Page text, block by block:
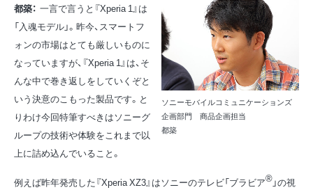
ソニーモバイルコミュニケーションズ
企画部門 商品企画担当
都築
都築： 一言で言うと『Xperia 1』は
「入魂モデル」。昨今、スマートフ
ォンの市場はとても厳しいものに
なっていますが、『Xperia 1』は、そ
んな中で巻き返しをしていくぞと
いう決意のこもった製品です。と
りわけ今回特筆すべきはソニーグ
ループの技術や体験をこれまで以
上に詰め込んでいること。
例えば昨年発売した『Xperia XZ3』はソニーのテレビ「ブラビア®」の視